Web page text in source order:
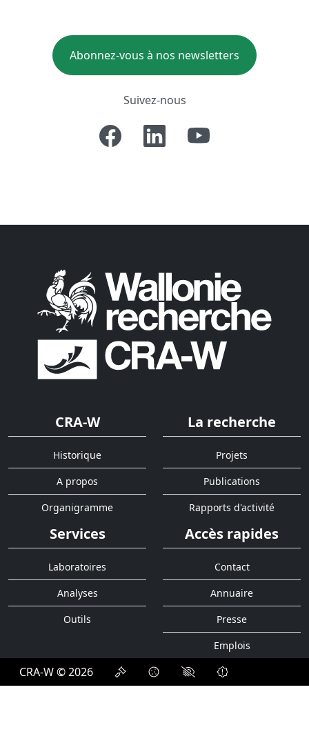
Abonnez-vous à nos newsletters
Suivez-nous
CRA-W
Historique
A propos
Organigramme
La recherche
Projets
Publications
Rapports d'activité
Services
Laboratoires
Analyses
Outils
Accès rapides
Contact
Annuaire
Presse
Emplois
CRA-W © 2026